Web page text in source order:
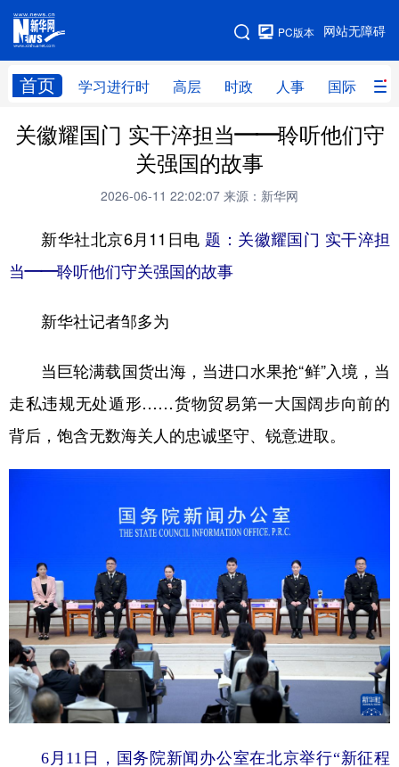
网站无障碍
PC版本
首页 学习进行时 高层 时政 人事 国际 财
网站地图
学习进行时 高层 时政 人事
财经 网评
科技 科创 量子 体育
文化
访谈 视频
食品 信息化 数字经济
学术中国 乡村振兴 银龄 溯源中国
城市 旅游 能源 会展
娱乐 时尚
文化产业
地方频道
北京 天津 河北
辽宁 吉林 上海 江苏
关徽耀国门 实干淬担当——聆听他们守
关强国的故事
2026-06-11 22:02:07 来源：新华网
新华社北京6月11日电 题：关徽耀国门 实干淬担
当——聆听他们守关强国的故事
新华社记者邹多为
当巨轮满载国货出海，当进口水果抢“鲜”入境，当
走私违规无处遁形……货物贸易第一大国阔步向前的
背后，饱含无数海关人的忠诚坚守、锐意进取。
6月11日，国务院新闻办公室在北京举行“新征程